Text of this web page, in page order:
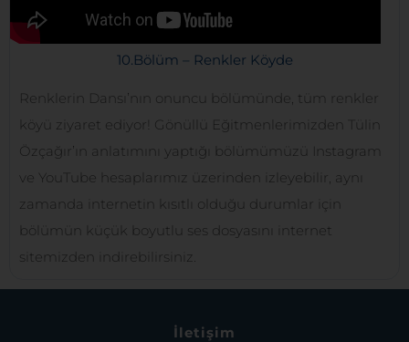
10.Bölüm – Renkler Köyde
Renklerin Dansı’nın onuncu bölümünde, tüm renkler
köyü ziyaret ediyor! Gönüllü Eğitmenlerimizden Tülin
Özçağır’ın anlatımını yaptığı bölümümüzü Instagram
ve YouTube hesaplarımız üzerinden izleyebilir, aynı
zamanda internetin kısıtlı olduğu durumlar için
bölümün küçük boyutlu ses dosyasını internet
sitemizden indirebilirsiniz.
İletişim